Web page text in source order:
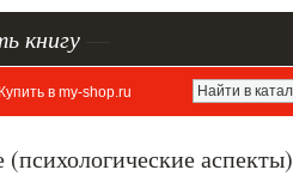
книгу
Купить в my-shop.ru
аспекты)